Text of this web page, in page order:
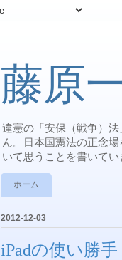
藤原
違憲の「安保（戦争）
ん。日本国憲法の正念
いて思うことを書いてい
ホーム
2012-12-03
iPadの使い勝手